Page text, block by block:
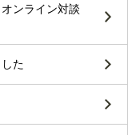
ンライン対談
た